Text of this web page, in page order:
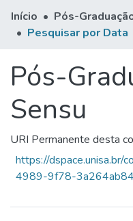
Início
Pesquisar por Data
Pós-
Sensu
URI Permanente desta
https://
4989-9f78-